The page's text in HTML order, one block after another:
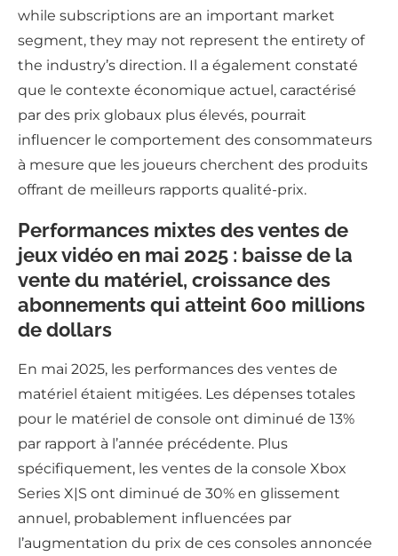
while subscriptions are an important market
segment, they may not represent the entirety of
the industry’s direction. Il a également constaté
que le contexte économique actuel, caractérisé
par des prix globaux plus élevés, pourrait
influencer le comportement des consommateurs
à mesure que les joueurs cherchent des produits
offrant de meilleurs rapports qualité-prix.
Performances mixtes des ventes de
jeux vidéo en mai 2025 : baisse de la
vente du matériel, croissance des
abonnements qui atteint 600 millions
de dollars
En mai 2025, les performances des ventes de
matériel étaient mitigées. Les dépenses totales
pour le matériel de console ont diminué de 13%
par rapport à l’année précédente. Plus
spécifiquement, les ventes de la console Xbox
Series X|S ont diminué de 30% en glissement
annuel, probablement influencées par
l’augmentation du prix de ces consoles annoncée